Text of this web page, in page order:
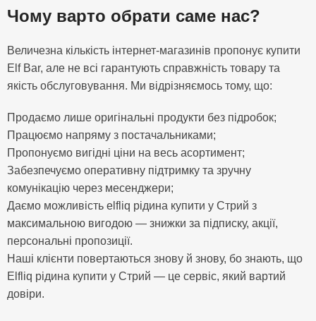
Чому варто обрати саме нас?
Величезна кількість інтернет-магазинів пропонує купити
Elf Bar, але не всі гарантують справжність товару та
якість обслуговування. Ми відрізняємось тому, що:
Продаємо лише оригінальні продукти без підробок;
Працюємо напряму з постачальниками;
Пропонуємо вигідні ціни на весь асортимент;
Забезпечуємо оперативну підтримку та зручну
комунікацію через месенджери;
Даємо можливість elfliq рідина купити у Стрий з
максимальною вигодою — знижки за підписку, акції,
персональні пропозиції.
Наші клієнти повертаються знову й знову, бо знають, що
Elfliq рідина купити у Стрий — це сервіс, який вартий
довіри.